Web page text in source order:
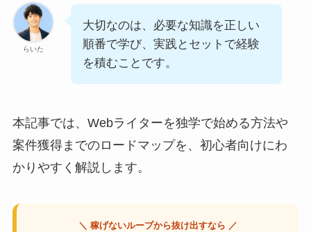
らいた
大切なのは、必要な知識を正しい
順番で学び、実践とセットで経験
を積むことです。
本記事では、Webライターを独学で始める方法や
案件獲得までのロードマップを、初心者向けにわ
かりやすく解説します。
＼ 稼げないループから抜け出すなら ／